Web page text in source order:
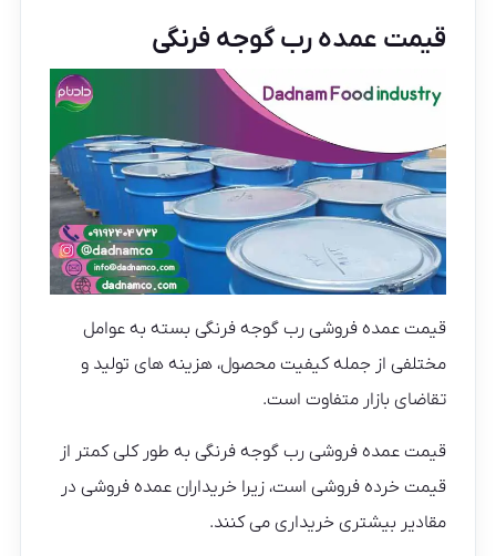
قیمت عمده رب گوجه فرنگی
قیمت عمده فروشی رب گوجه فرنگی بسته به عوامل
مختلفی از جمله کیفیت محصول، هزینه های تولید و
تقاضای بازار متفاوت است.
قیمت عمده فروشی رب گوجه فرنگی به طور کلی کمتر از
قیمت خرده فروشی است، زیرا خریداران عمده فروشی در
مقادیر بیشتری خریداری می کنند.